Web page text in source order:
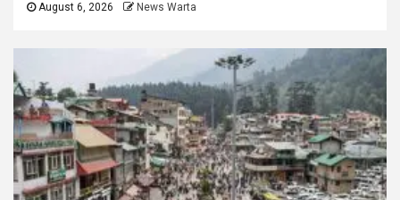
August 6, 2026 News Warta